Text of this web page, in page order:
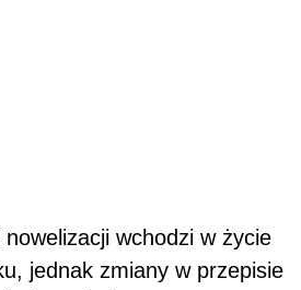
wchodzi w życie
jednak zmiany w przepisie